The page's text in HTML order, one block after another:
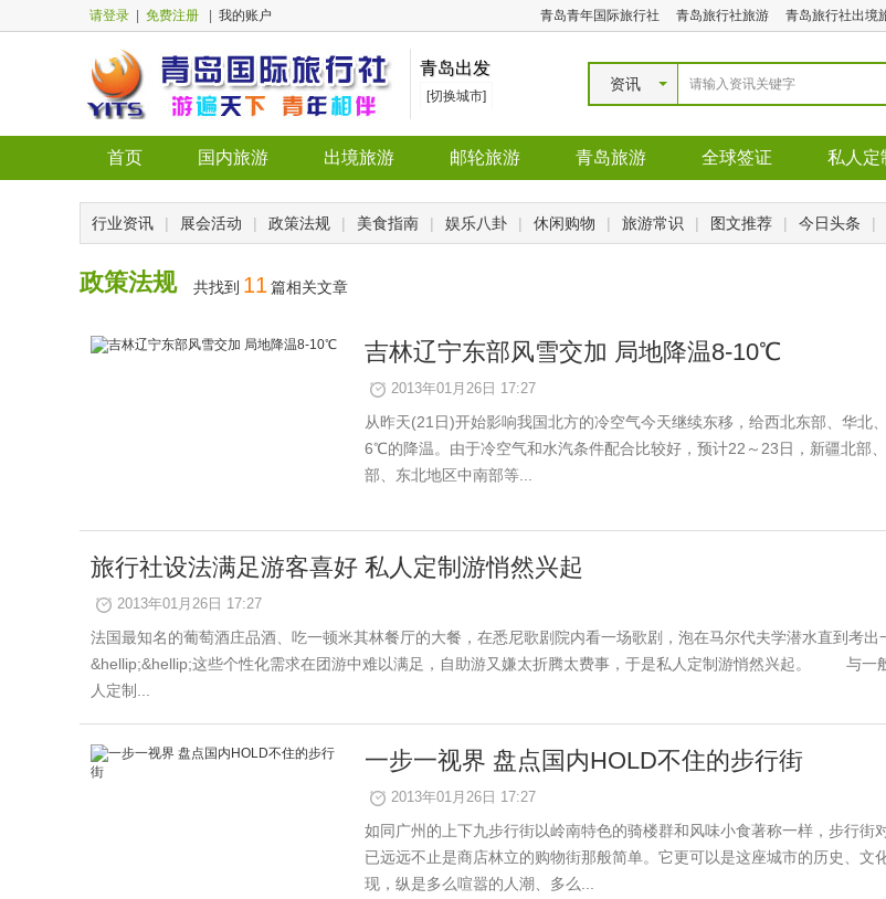
请登录 免费注册 我的账户 青岛青年国际旅行社 青岛旅行社旅游 青岛旅行社出境
青岛出发
[切换城市]
资讯
首页 国内旅游 出境旅游 邮轮旅游 青岛旅游 全球签证 私人定
行业资讯 | 展会活动 | 政策法规 | 美食指南 | 娱乐八卦 | 休闲购物 | 旅游常识 | 图文推荐 | 今日头条 |
政策法规 共找到 11 篇相关文章
吉林辽宁东部风雪交加 局地降温8-10℃
2013年01月26日 17:27
从昨天(21日)开始影响我国北方的冷空气今天继续东移，给西北东部、华北
6℃的降温。由于冷空气和水汽条件配合比较好，预计22～23日，新疆北部
部、东北地区中南部等...
旅行社设法满足游客喜好 私人定制游悄然兴起
2013年01月26日 17:27
法国最知名的葡萄酒庄品酒、吃一顿米其林餐厅的大餐，在悉尼歌剧院内看一场歌剧，泡在马尔代夫学潜水直到考出
&hellip;&hellip;这些个性化需求在团游中难以满足，自助游又嫌太折腾太费事，于是私人定制游悄然兴起。 与一
人定制...
一步一视界 盘点国内HOLD不住的步行街
2013年01月26日 17:27
如同广州的上下九步行街以岭南特色的骑楼群和风味小食著称一样，步行街
已远远不止是商店林立的购物街那般简单。它更可以是这座城市的历史、文
现，纵是多么喧嚣的人潮、多么...